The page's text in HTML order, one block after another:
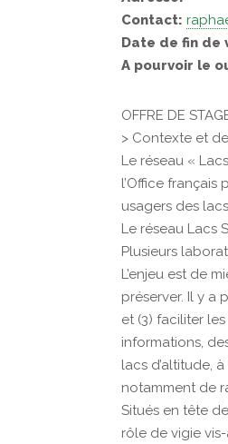
Contact:
Date de fin de
A pourvoir le
OFFRE DE
> Contexte et
Le réseau «
l’Office
usagers des
Le réseau Lacs
Plusieurs
L’enjeu est de
préserver. Il y a
et (3) faciliter
informations,
lacs d’altitude,
notamment de
Situés en tête
rôle de vigie